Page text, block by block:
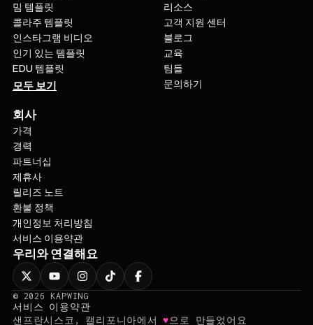
밈 템플릿
콜라주 템플릿
인스타그램 비디오
인기 있는 템플릿
EDU 템플릿
모두 보기
리소스
고객 지원 센터
블로그
교육
팀들
문의하기
회사
가격
경력
파트너십
제휴사
릴리즈 노트
환불 정책
개인정보 처리방침
서비스 이용약관
우리와 연결해요
© 2026
KAPWING
서비스 이용약관
샌프란시스코, 캘리포니아에서♥으로 만들었어요